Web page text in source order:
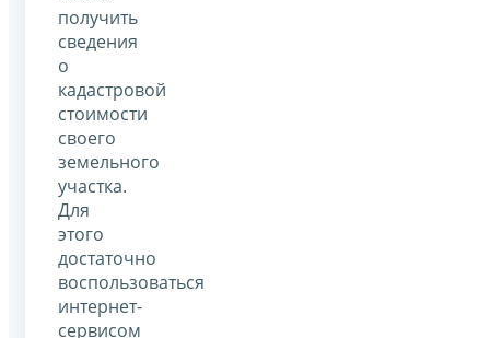
получить
сведения
о
кадастровой
стоимости
своего
земельного
участка.
Для
этого
достаточно
воспользоваться
интернет-
сервисом